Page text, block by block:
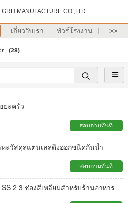
GRH MANUFACTURE CO.,LTD
เกี่ยวกับเรา ทัวร์โรงงาน >>
(28)
ยะครัว
สอบถามทันที
ะวัสดุสแตนเลสดึงออกชนิดกันน้ำ
สอบถามทันที
2 3 ช่องสี่เหลี่ยมสำหรับร้านอาหาร